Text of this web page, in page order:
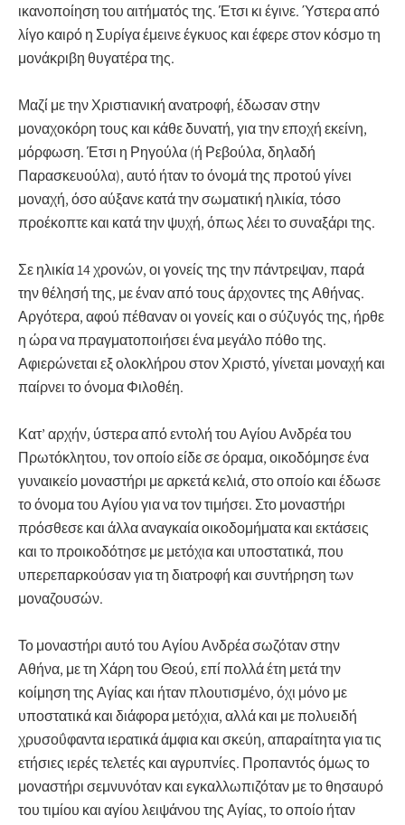
ικανοποίηση του αιτήματός της. Έτσι κι έγινε. Ύστερα από
λίγο καιρό η Συρίγα έμεινε έγκυος και έφερε στον κόσμο τη
μονάκριβη θυγατέρα της.
Μαζί με την Χριστιανική ανατροφή, έδωσαν στην
μοναχοκόρη τους και κάθε δυνατή, για την εποχή εκείνη,
μόρφωση. Έτσι η Ρηγούλα (ή Ρεβούλα, δηλαδή
Παρασκευούλα), αυτό ήταν το όνομά της προτού γίνει
μοναχή, όσο αύξανε κατά την σωματική ηλικία, τόσο
προέκοπτε και κατά την ψυχή, όπως λέει το συναξάρι της.
Σε ηλικία 14 χρονών, οι γονείς της την πάντρεψαν, παρά
την θέλησή της, με έναν από τους άρχοντες της Αθήνας.
Αργότερα, αφού πέθαναν οι γονείς και ο σύζυγός της, ήρθε
η ώρα να πραγματοποιήσει ένα μεγάλο πόθο της.
Αφιερώνεται εξ ολοκλήρου στον Χριστό, γίνεται μοναχή και
παίρνει το όνομα Φιλοθέη.
Κατ’ αρχήν, ύστερα από εντολή του Αγίου Ανδρέα του
Πρωτόκλητου, τον οποίο είδε σε όραμα, οικοδόμησε ένα
γυναικείο μοναστήρι με αρκετά κελιά, στο οποίο και έδωσε
το όνομα του Αγίου για να τον τιμήσει. Στο μοναστήρι
πρόσθεσε και άλλα αναγκαία οικοδομήματα και εκτάσεις
και το προικοδότησε με μετόχια και υποστατικά, που
υπερεπαρκούσαν για τη διατροφή και συντήρηση των
μοναζουσών.
Το μοναστήρι αυτό του Αγίου Ανδρέα σωζόταν στην
Αθήνα, με τη Χάρη του Θεού, επί πολλά έτη μετά την
κοίμηση της Αγίας και ήταν πλουτισμένο, όχι μόνο με
υποστατικά και διάφορα μετόχια, αλλά και με πολυειδή
χρυσοΰφαντα ιερατικά άμφια και σκεύη, απαραίτητα για τις
ετήσιες ιερές τελετές και αγρυπνίες. Προπαντός όμως το
μοναστήρι σεμνυνόταν και εγκαλλωπιζόταν με το θησαυρό
του τιμίου και αγίου λειψάνου της Αγίας, το οποίο ήταν